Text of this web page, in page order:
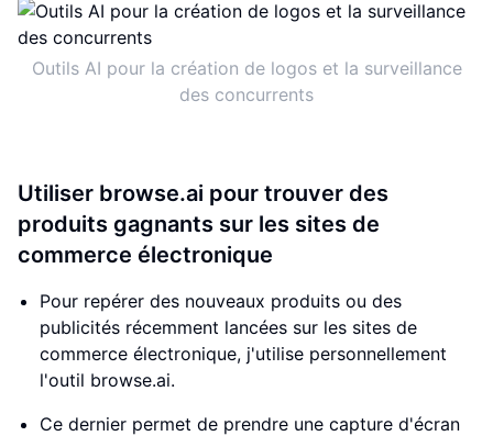
Outils AI pour la création de logos et la surveillance
des concurrents
Utiliser browse.ai pour trouver des
produits gagnants sur les sites de
commerce électronique
Pour repérer des nouveaux produits ou des
publicités récemment lancées sur les sites de
commerce électronique, j'utilise personnellement
l'outil browse.ai.
Ce dernier permet de prendre une capture d'écran